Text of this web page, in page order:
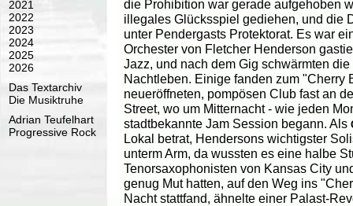
2021
2022
2023
2024
2025
2026
Das Textarchiv
Die Musiktruhe
Adrian Teufelhart
Progressive Rock
die Prohibition war gerade aufgehoben
illegales Glücksspiel gediehen, und die
unter Pendergasts Protektorat. Es war
Orchester von Fletcher Henderson
Jazz, und nach dem Gig schwärmten
Nachtleben. Einige fanden zum "Cherry
neueröffneten, pompösen Club fast an
Street, wo um Mitternacht - wie jeden
stadtbekannte Jam Session begann. Als
Lokal betrat, Hendersons wichtigster
unterm Arm, da wussten es eine halbe
Tenorsaxophonisten von Kansas City
genug Mut hatten, auf den Weg ins
Nacht stattfand, ähnelte einer Palast-